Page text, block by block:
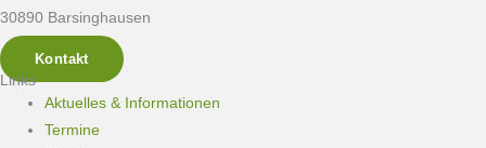
30890 Barsinghausen
Kontakt
Links
Aktuelles & Informationen
Termine